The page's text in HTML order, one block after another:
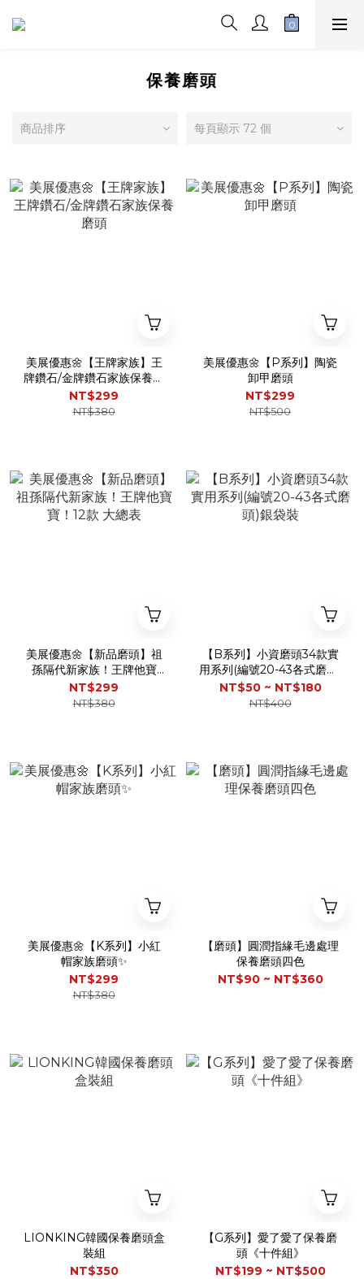
保養磨頭
商品排序 每頁顯示 72 個
美展優惠🌼【王牌家族】王
牌鑽石/金牌鑽石家族保養磨
頭
NT$299
NT$380
美展優惠🌼【P系列】陶瓷
卸甲磨頭
NT$299
NT$500
美展優惠🌼【新品磨頭】祖
孫隔代新家族！王牌他寶
寶！12款 大總表
NT$299
NT$380
【B系列】小資磨頭34款實
用系列(編號20-43各式磨頭)
銀袋裝
NT$50 ~ NT$180
NT$400
美展優惠🌼【K系列】小紅
帽家族磨頭✨
NT$299
NT$380
【磨頭】圓潤指緣毛邊處理
保養磨頭四色
NT$90 ~ NT$360
LIONKING韓國保養磨頭盒
裝組
NT$350
【G系列】愛了愛了保養磨
頭《十件組》
NT$199 ~ NT$500